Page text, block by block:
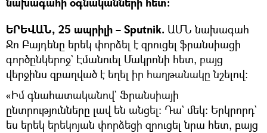
ԵՐԵՎԱՆ, 25 ապրիլի – Sputnik. ԱՄՆ նախագահ
Ջո Բայդենը երեկ փորձել է զրուցել ֆրանսիացի
գործընկերոջ` Էմանուել Մակրոնի հետ, բայց
վերջինս զբաղված է եղել իր հաղթանակը նշելով։
«Իմ գնահատականով` Ֆրանսիայի
ընտրությունները լավ են անցել։ Դա` մեկ։ Երկրորդ`
ես երեկ երեկոյան փորձեցի զրուցել նրա հետ, բայց